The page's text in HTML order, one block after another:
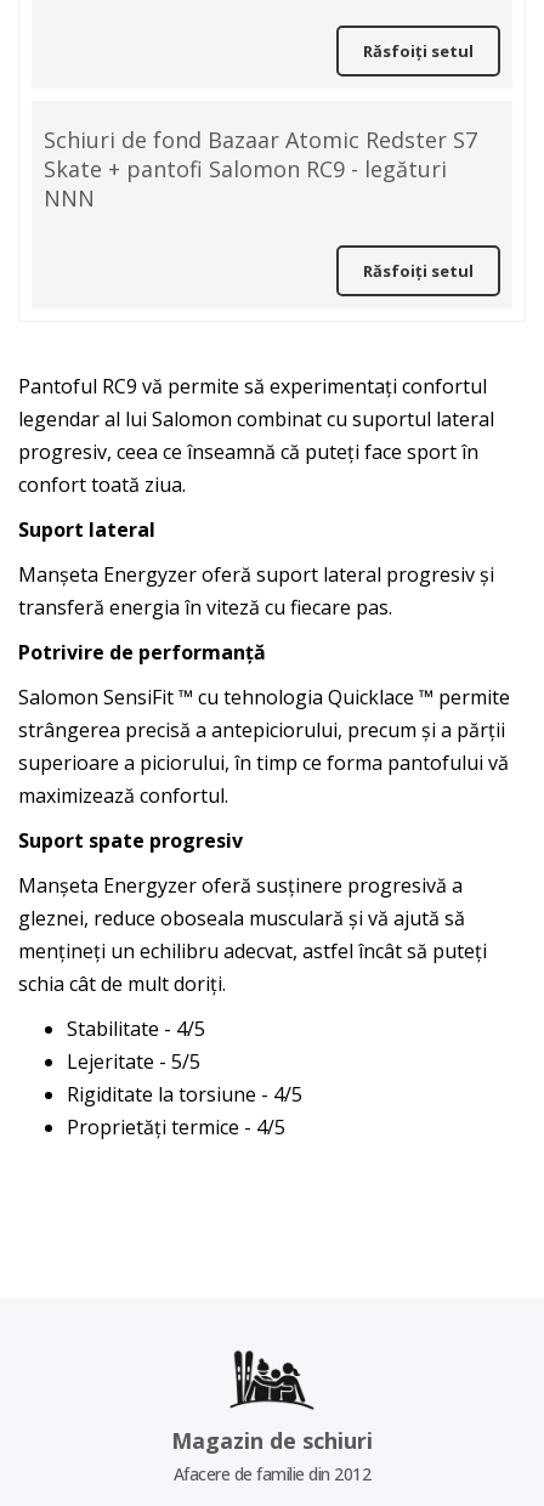
Răsfoiți setul
Schiuri de fond Bazaar Atomic Redster S7
Skate + pantofi Salomon RC9 - legături
NNN
Răsfoiți setul
Pantoful RC9 vă permite să experimentați confortul
legendar al lui Salomon combinat cu suportul lateral
progresiv, ceea ce înseamnă că puteți face sport în
confort toată ziua.
Suport lateral
Manșeta Energyzer oferă suport lateral progresiv și
transferă energia în viteză cu fiecare pas.
Potrivire de performanță
Salomon SensiFit ™ cu tehnologia Quicklace ™ permite
strângerea precisă a antepiciorului, precum și a părții
superioare a piciorului, în timp ce forma pantofului vă
maximizează confortul.
Suport spate progresiv
Manșeta Energyzer oferă susținere progresivă a
gleznei, reduce oboseala musculară și vă ajută să
mențineți un echilibru adecvat, astfel încât să puteți
schia cât de mult doriți.
Stabilitate - 4/5
Lejeritate - 5/5
Rigiditate la torsiune - 4/5
Proprietăți termice - 4/5
Magazin de schiuri
Afacere de familie din 2012